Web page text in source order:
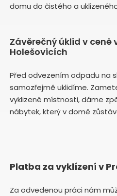
domu do čistého a
Závěrečný úklid v ceně
Holešovicích
Před odvezením odpadu na
samozřejmě uklidíme.
vyklizené místnosti, dáme
nábytek, který v domě
Platba za vyklízení v
Za odvedenou práci nám